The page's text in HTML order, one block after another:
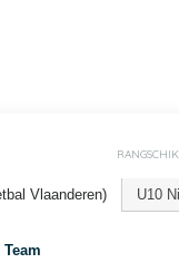
Vlaanderen) U10
Team